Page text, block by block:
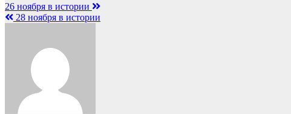
Навигация
по
26 ноября в истории
28 ноября в истории